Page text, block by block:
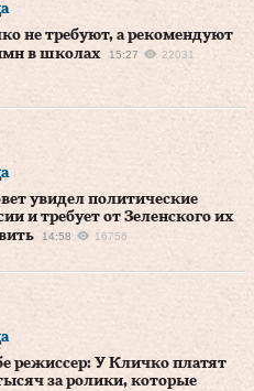
не требуют, а рекомендуют
в школах
15:27 22031
увидел политические
и требует от Зеленского их
14:58 16756
режиссер: У Кличко платят
за ролики, которые